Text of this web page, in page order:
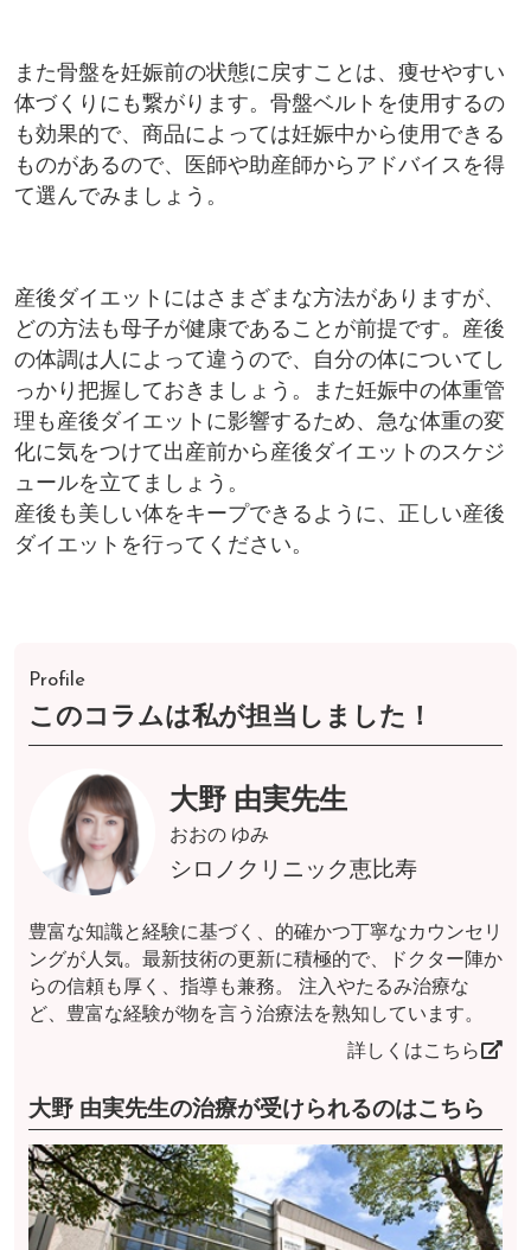
また骨盤を妊娠前の状態に戻すことは、痩せやすい
体づくりにも繋がります。骨盤ベルトを使用するの
も効果的で、商品によっては妊娠中から使用できる
ものがあるので、医師や助産師からアドバイスを得
て選んでみましょう。
産後ダイエットにはさまざまな方法がありますが、
どの方法も母子が健康であることが前提です。産後
の体調は人によって違うので、自分の体についてし
っかり把握しておきましょう。また妊娠中の体重管
理も産後ダイエットに影響するため、急な体重の変
化に気をつけて出産前から産後ダイエットのスケジ
ュールを立てましょう。
産後も美しい体をキープできるように、正しい産後
ダイエットを行ってください。
Profile
このコラムは私が担当しました！
大野 由実先生
おおの ゆみ
シロノクリニック恵比寿
豊富な知識と経験に基づく、的確かつ丁寧なカウンセリ
ングが人気。最新技術の更新に積極的で、ドクター陣か
らの信頼も厚く、指導も兼務。 注入やたるみ治療な
ど、豊富な経験が物を言う治療法を熟知しています。
詳しくはこちら
大野 由実先生の治療が受けられるのはこちら